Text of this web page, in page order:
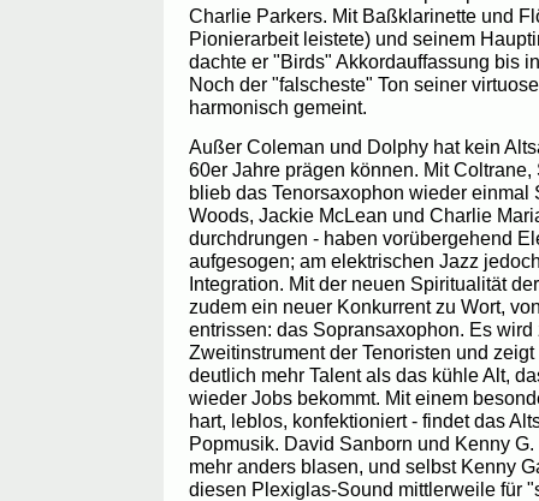
Charlie Parkers. Mit Baßklarinette und
Pionierarbeit leistete) und seinem
dachte er "Birds" Akkordauffassung bis
Noch der "falscheste" Ton seiner
harmonisch gemeint.
Außer Coleman und Dolphy hat kein
60er Jahre prägen können. Mit
blieb das Tenorsaxophon wieder einmal
Woods, Jackie McLean und Charlie
durchdrungen - haben vorübergehend
aufgesogen; am elektrischen Jazz
Integration. Mit der neuen Spiritualität
zudem ein neuer Konkurrent zu Wort,
entrissen: das Sopransaxophon. Es
Zweitinstrument der Tenoristen und
deutlich mehr Talent als das kühle Alt,
wieder Jobs bekommt. Mit einem
hart, leblos, konfektioniert - findet das
Popmusik. David Sanborn und Kenny
mehr anders blasen, und selbst Kenny
diesen Plexiglas-Sound mittlerweile für